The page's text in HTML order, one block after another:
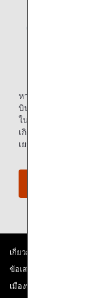
หากท่านไปถึงสนา
บินล่าช้าและการ
ในเวลาต่อมา
เกิดขึ้นในการไปยั
เยน)
เกี่ยวกับ ANA
ข้อเสนอและประกาศ
เมืองที่เราเดินทางไป